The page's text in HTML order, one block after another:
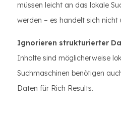
müssen leicht an das lokale
werden – es handelt sich nicht
Ignorieren strukturierter
Inhalte sind möglicherweise
Suchmaschinen benötigen
Daten für Rich Results.